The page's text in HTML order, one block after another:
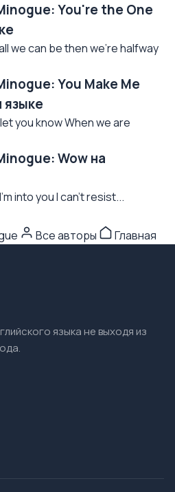
You're the One
we can be then we're halfway
You Make Me
языке
you know When we are
Wow на
into you I can't resist...
Все авторы Главная
языка не выходя из